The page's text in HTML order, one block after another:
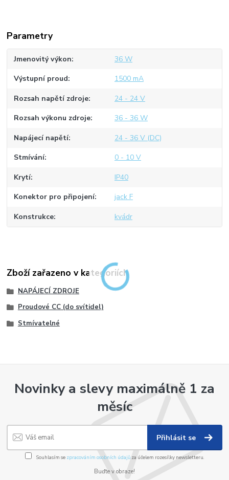
Parametry
Jmenovitý výkon 36 W
Výstupní proud 1500 mA
Rozsah napětí zdroje 24 - 24 V
Rozsah výkonu zdroje 36 - 36 W
Napájecí napětí 24 - 36 V (DC)
Stmívání 0 - 10 V
Krytí IP40
Konektor pro připojení jack F
Konstrukce kvádr
Zboží zařazeno v kategoriích
NAPÁJECÍ ZDROJE
Proudové CC (do svítidel)
Stmívatelné
Novinky a slevy maximálně 1 za
měsíc
Přihlásit se
Souhlasím se zpracováním osobních údajůza účelem rozesílky newsletteru.
Buďte v obraze!